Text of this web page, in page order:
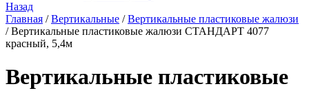
Назад
Главная / Вертикальные / Вертикальные пластиковые жалюзи
/ Вертикальные пластиковые жалюзи СТАНДАРТ 4077
красный, 5,4м
Вертикальные пластиковые